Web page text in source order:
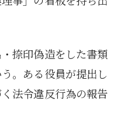
捺印偽造をした書類
。ある役員が提出し
法令違反行為の報告